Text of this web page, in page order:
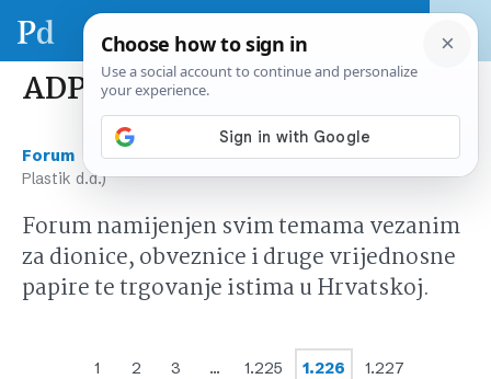
ADPL (AD Plastik d.d.)
Forum Tržište kapitala Hrvatska ›
ADPL (AD
Plastik d.d.)
Forum namijenjen svim temama vezanim
za dionice, obveznice i druge vrijednosne
papire te trgovanje istima u Hrvatskoj.
1 2 3 … 1.225 1.226 1.227